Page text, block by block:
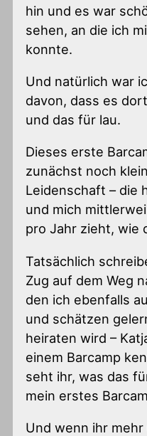
hin und es war
sehen, an die ich
konnte.
Und natürlich war
davon, dass es
und das für lau.
Dieses erste
zunächst noch
Leidenschaft – die
und mich
pro Jahr zieht, wie
Tatsächlich
Zug auf dem Weg
den ich ebenfalls
und schätzen
heiraten wird –
einem Barcamp
seht ihr, was das
mein erstes
Und wenn ihr